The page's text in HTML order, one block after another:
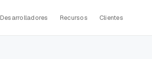
Desarrolladores Recursos Clientes